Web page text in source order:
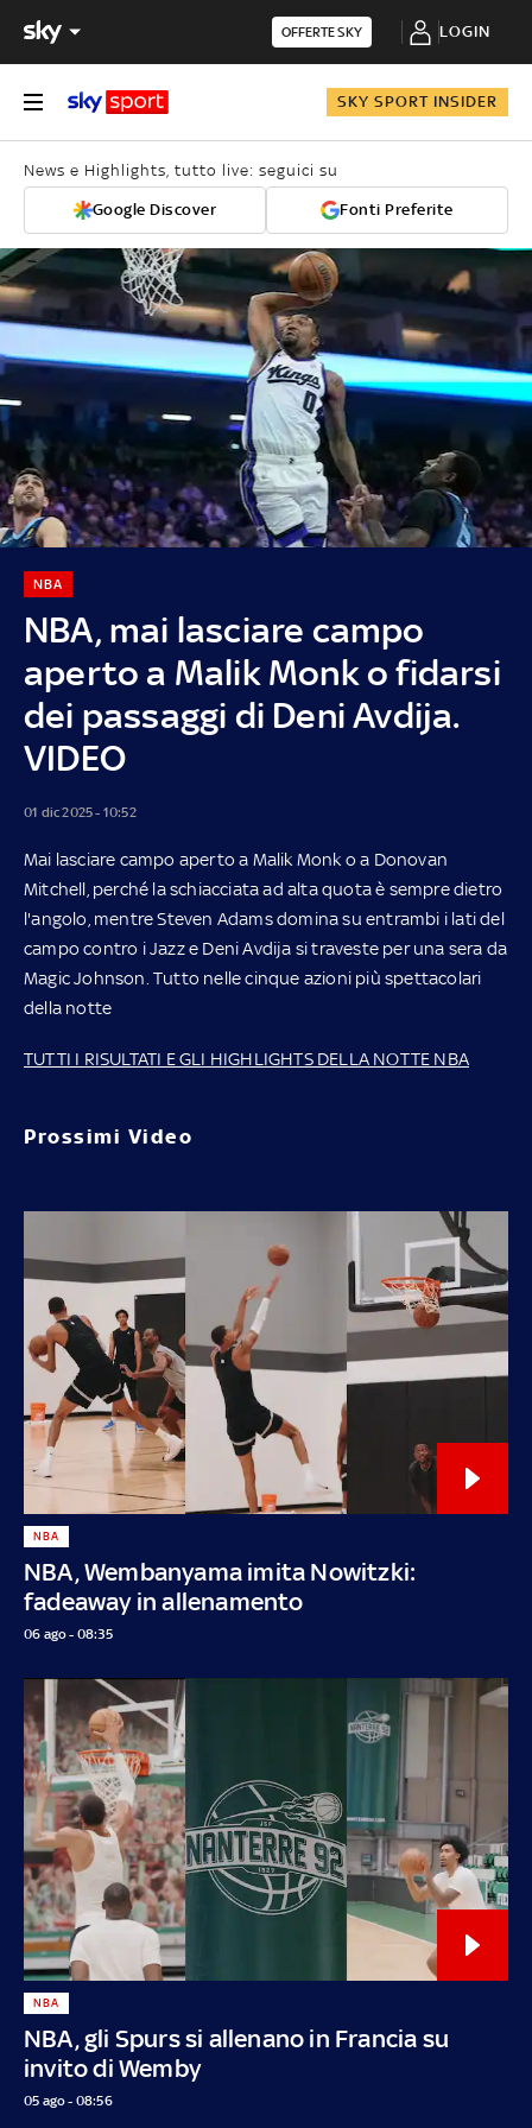
OFFERTE SKY LOGIN
SKY SPORT INSIDER
News e Highlights, tutto live: seguici su
Google Discover Fonti Preferite
NBA, mai lasciare campo
aperto a Malik Monk o fidarsi
dei passaggi di Deni Avdija.
VIDEO
NBA
01 dic 2025 - 10:52
Mai lasciare campo aperto a Malik Monk o a Donovan
Mitchell, perché la schiacciata ad alta quota è sempre dietro
l'angolo, mentre Steven Adams domina su entrambi i lati del
campo contro i Jazz e Deni Avdija si traveste per una sera da
Magic Johnson. Tutto nelle cinque azioni più spettacolari
della notte
TUTTI I RISULTATI E GLI HIGHLIGHTS DELLA NOTTE NBA
Prossimi Video
NBA, Wembanyama imita Nowitzki:
fadeaway in allenamento
NBA
06 ago - 08:35
NBA, gli Spurs si allenano in Francia su
invito di Wemby
NBA
05 ago - 08:56